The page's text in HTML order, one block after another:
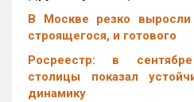
В Москве резко
строящегося, и готового
Росреестр: в
столицы показал
динамику